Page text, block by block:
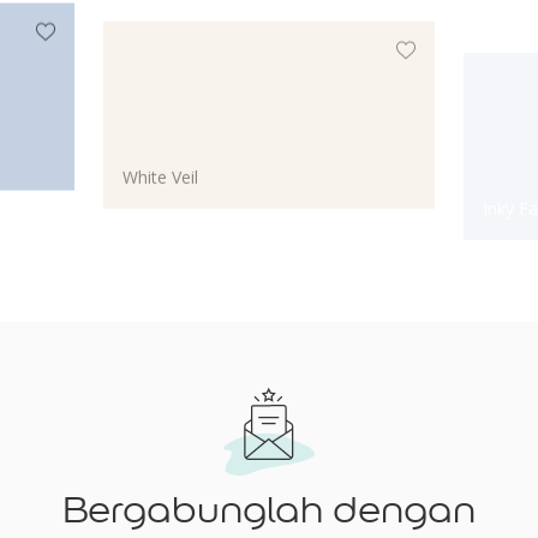
Bergabunglah dengan